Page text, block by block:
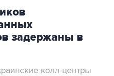
задержаны в
колл-центры